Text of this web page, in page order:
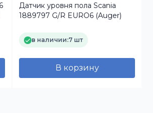
Датчик уровня пола Scania
1889797 G/R EURO6 (Auger)
в наличии:7 шт
В корзину